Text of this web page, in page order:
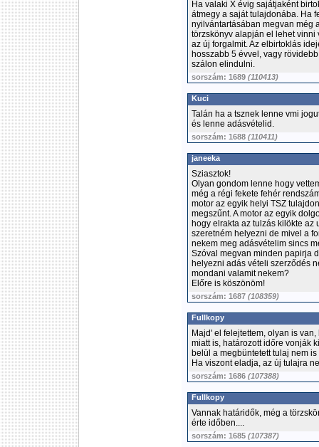
Ha valaki X évig sajátjaként
átmegy a saját tulajdonába. Ha
nyilvántartásában megvan még
törzskönyv alapján el lehet
az új forgalmit. Az elbirtoklás
hosszabb 5 évvel, vagy
szálon elindulni.
sorszám: 1689 (110413)
Kuci
Talán ha a tsznek lenne vmi
és lenne adásvételid.
sorszám: 1688 (110411)
janeeka
Sziasztok!
Olyan gondom lenne hogy
még a régi fekete fehér
motor az egyik helyi TSZ
megszűnt. A motor az egyik
hogy elrakta az tulzás kilökte
szeretném helyezni de mivel a
nekem meg adásvételim sincs
Szóval megvan minden papirja
helyezni adás vételi szerződés
mondani valamit nekem?
Előre is köszönöm!
sorszám: 1687 (108359)
Fullkopy
Majd' el felejtettem, olyan is
miatt is, határozott időre vonják
belül a megbüntetett tulaj nem
Ha viszont eladja, az új tulajra
sorszám: 1686 (107388)
Fullkopy
Vannak határidők, még a
érte időben....
sorszám: 1685 (107387)